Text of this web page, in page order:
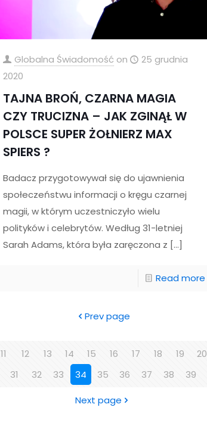
Globalna Świadomość on
25 grudnia
2020
TAJNA BROŃ, CZARNA MAGIA
CZY TRUCIZNA – JAK ZGINĄŁ W
POLSCE SUPER ŻOŁNIERZ MAX
SPIERS ?
Badacz przygotowywał się do ujawnienia
społeczeństwu informacji o kręgu czarnej
magii, w którym uczestniczyło wielu
polityków i celebrytów. Według 31-letniej
Sarah Adams, która była zaręczona z […]
Read more
Prev page
11 12 13 14 15 16 17 18 19 20
31
32 33 34 35 36 37 38 39
Next page